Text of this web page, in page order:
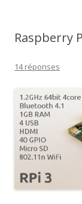
Raspberry
14 réponses